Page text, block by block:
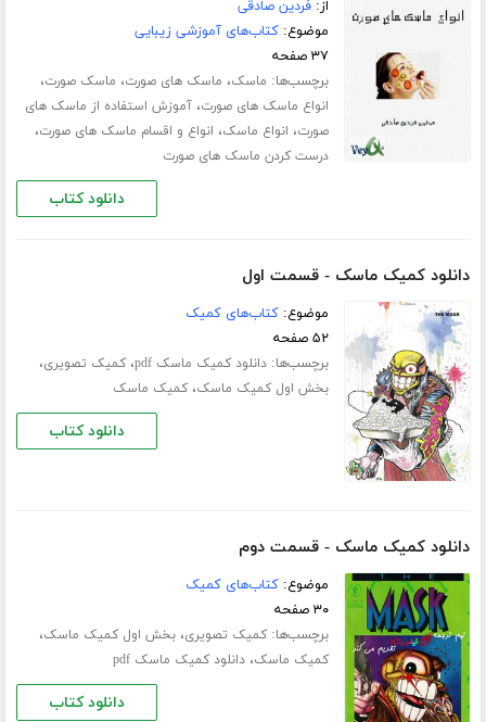
از:فردین صادقی
موضوع:کتاب‌های آموزشی زیبایی
۳۷ صفحه
برچسب‌ها: ماسک، ماسک های صورت، ماسک صورت،
انواع ماسک های صورت،آموزش استفاده از ماسک های
صورت، انواع ماسک، انواع و اقسام ماسک های صورت،
درست کردن ماسک های صورت
دانلود کتاب
دانلود کمیک ماسک - قسمت اول
موضوع:کتاب‌های کمیک
۵۲ صفحه
برچسب‌ها:دانلود کمیک ماسک pdf ،کمیک تصویری،
بخش اول کمیک ماسک،کمیک ماسک
دانلود کتاب
دانلود کمیک ماسک - قسمت دوم
موضوع:کتاب‌های کمیک
۳۰ صفحه
برچسب‌ها:کمیک تصویری،بخش اول کمیک ماسک،
کمیک ماسک،دانلود کمیک ماسک pdf
دانلود کتاب